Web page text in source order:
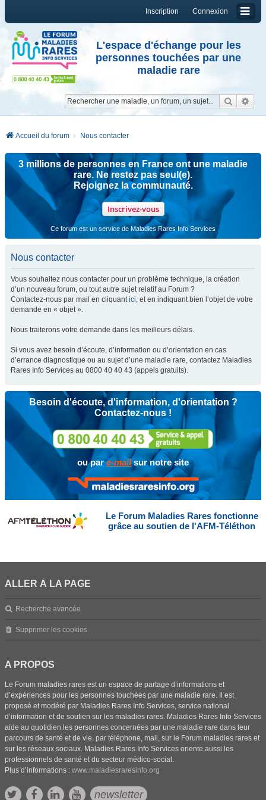
Connexion
Inscription
L'espace d'échange pour les
personnes touchées par une
maladie rare
Accueil du forum Nous contacter
3 millions de personnes en France ont une maladie
rare. Ne restez pas seul(e).
Rejoignez la communauté.
Inscrivez-vous
Ce forum est un service de Maladies Rares Info Services
Nous contacter
Vous souhaitez nous contacter pour un problème technique, la création
d’un nouveau forum, ou tout autre sujet relatif au Forum ?
Contactez-nous par mail en cliquantici, et en indiquant bien l’objet de votre
demande en « objet ».
Nous traiterons votre demande dans les meilleurs délais.
Si vous avez besoin d’écoute, d’information ou d’orientation en cas
d’errance diagnostique ou au sujet d’une maladie rare, contactez Maladies
Rares Info Services au 0800 40 40 43 (appels gratuits).
Besoin d'écoute, d'information, d'orientation ?
Contactez-nous !
ou pare-mailsur notre site
Le Forum Maladies Rares fonctionne
grâce au soutien de l'AFM-Téléthon
ALLER À LA PAGE
Recherche avancée
Supprimer les cookies
A PROPOS
Le Forum maladies rares est un espace de partage d’informations et
d’expériences pour les personnes touchées par une maladie rare. Il est
proposé et modéré par Maladies Rares Info Services, service national
d’information et de soutien sur les maladies rares. Maladies Rares Info Services
aide au quotidien les personnes concernées par une maladie rare dans leur
parcours de santé et de vie, par téléphone, mail, sur le Forum maladies rares et
sur les réseaux sociaux. Maladies Rares Info Services oriente aussi les
professionnels de santé et du secteur médico-social.
Plus d’informations : www.maladiesraresinfo.org
newsletter